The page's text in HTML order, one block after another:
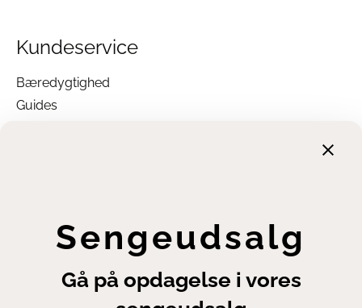
Sengeudsalg
Gå på opdagelse i vores
Kundeservice
Bæredygtighed
Guides
Fortrydelsesret
Cookie- og privatlivsindstillinger